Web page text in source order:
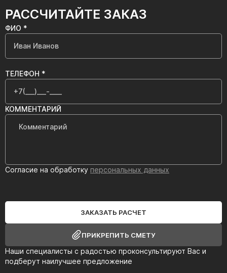
РАССЧИТАЙТЕ ЗАКАЗ
Наши специалисты с радостью проконсультируют Вас и
подберут наилучшее предложение
ФИО *
ТЕЛЕФОН *
КОММЕНТАРИЙ
Согласие на обработку персональных данных
ЗАКАЗАТЬ РАСЧЕТ
ПРИКРЕПИТЬ СМЕТУ